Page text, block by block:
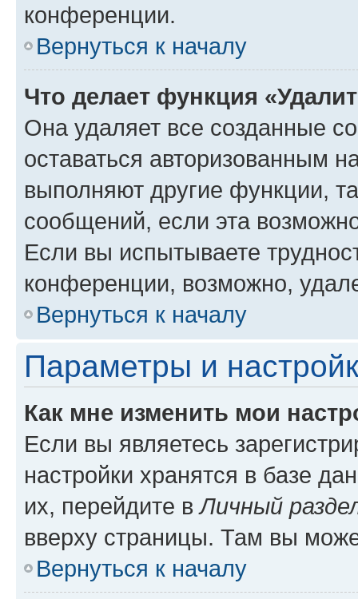
конференции.
Вернуться к началу
Что делает функция
Она удаляет все созданные
оставаться авторизованным
выполняют другие функции,
сообщений, если эта
Если вы испытываете
конференции, возможно,
Вернуться к началу
Параметры и
Как мне изменить мои
Если вы являетесь
настройки хранятся в базе
их, перейдите вЛичный
вверху страницы. Там вы
Вернуться к началу